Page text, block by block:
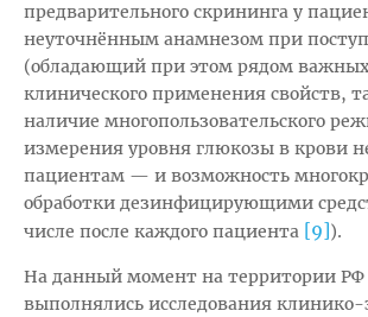
предварительного скрининга у
неуточнённым анамнезом при
(обладающий при этом рядом
клинического применения свойств,
наличие многопользовательского
измерения уровня глюкозы в крови
пациентам — и возможность
обработки дезинфицирующими
числе после каждого пациента [9]).
На данный момент на территории РФ
выполнялись исследования